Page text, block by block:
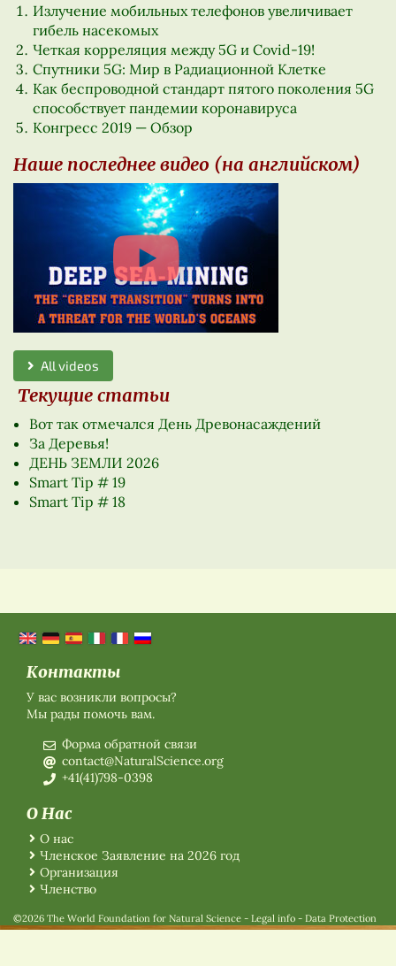
Излучение мобильных телефонов увеличивает
гибель насекомых
Четкая корреляция между 5G и Covid-19!
Спутники 5G: Мир в Радиационной Клетке
Как беспроводной стандарт пятого поколения 5G
способствует пандемии коронавируса
Конгресс 2019 — Обзор
Наше последнее видео (на английском)
All videos
Текущие статьи
Вот так отмечался День Древонасаждений
За Деревья!
ДЕНЬ ЗЕМЛИ 2026
Smart Tip # 19
Smart Tip # 18
Контакты
У вас возникли вопросы?
Мы рады помочь вам.
Форма обратной связи
contact@NaturalScience.org
+41(41)798-0398
О Нас
О нас
Членское Заявление на 2026 год
Организация
Членство
©2026 The World Foundation for Natural Science - Legal info - Data Protection